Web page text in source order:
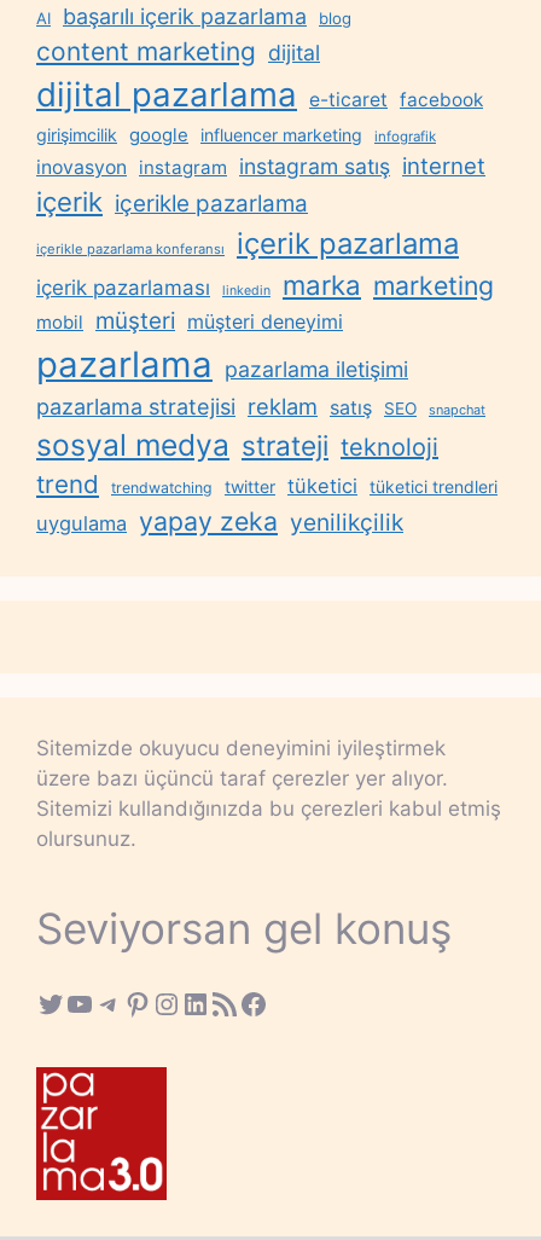
AI başarılı içerik pazarlama blog
content marketing dijital
dijital pazarlama e-ticaret facebook
girişimcilik google influencer marketing infografik
inovasyon instagram instagram satış internet
içerik içerikle pazarlama
içerikle pazarlama konferansı içerik pazarlama
içerik pazarlaması linkedin marka marketing
mobil müşteri müşteri deneyimi
pazarlama
pazarlama iletişimi
pazarlama stratejisi reklam satış SEO snapchat
sosyal medya strateji teknoloji
trend trendwatching twitter tüketici tüketici trendleri
uygulama yapay zeka yenilikçilik
Sitemizde okuyucu deneyimini iyileştirmek
üzere bazı üçüncü taraf çerezler yer alıyor.
Sitemizi kullandığınızda bu çerezleri kabul etmiş
olursunuz.
Seviyorsan gel konuş
Twitter
YouTube
Telegram
Pinterest
Instagram
LinkedIn
RSS FeedFacebook